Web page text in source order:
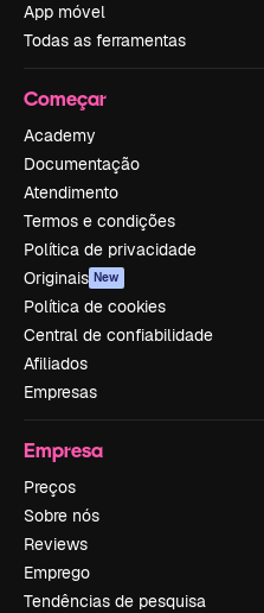
App móvel
Todas as ferramentas
Começar
Academy
Documentação
Atendimento
Termos e condições
Política de privacidade
Originais New
Política de cookies
Central de confiabilidade
Afiliados
Empresas
Empresa
Preços
Sobre nós
Reviews
Emprego
Tendências de pesquisa